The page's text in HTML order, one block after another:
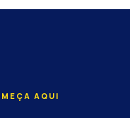
AQUI